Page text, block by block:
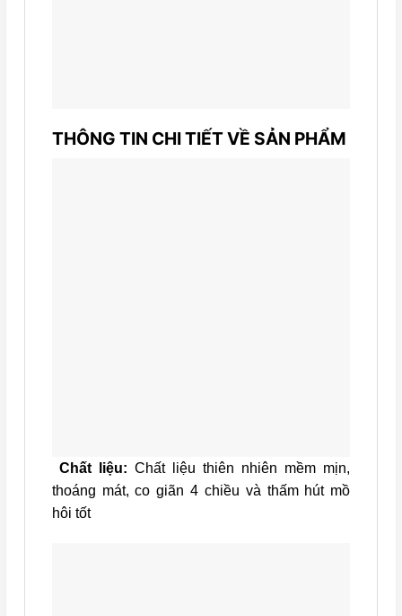
THÔNG TIN CHI TIẾT VỀ SẢN PHẨM
Chất liệu: Chất liệu thiên nhiên mềm mịn,
thoáng mát, co giãn 4 chiều và thấm hút mồ
hôi tốt